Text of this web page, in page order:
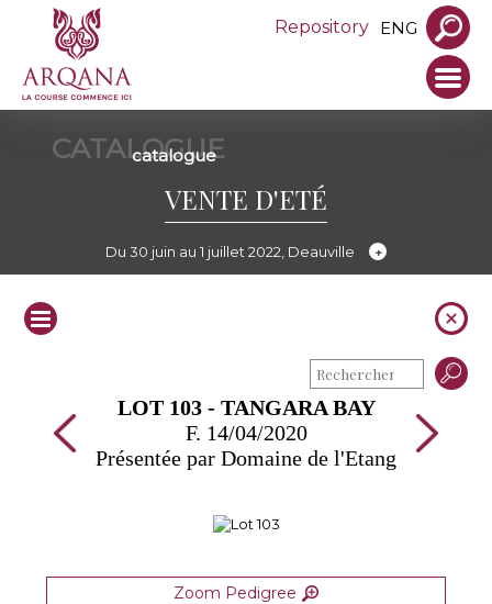
Repository ENG
CATALOGUE
catalogue
VENTE D'ETÉ
Du 30 juin au 1 juillet 2022, Deauville
LOT 103 - TANGARA BAY
F. 14/04/2020
Présentée par Domaine de l'Etang
Zoom Pedigree